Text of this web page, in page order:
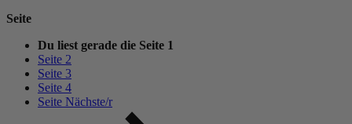
Seite
Du liest gerade die Seite 1
Seite 2
Seite 3
Seite 4
Seite Nächste/r